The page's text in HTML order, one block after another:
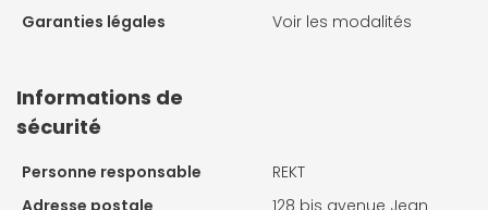
Garanties légales
Voir les modalités
Informations de
sécurité
Personne responsable
REKT
Adresse postale
128 bis avenue Jean